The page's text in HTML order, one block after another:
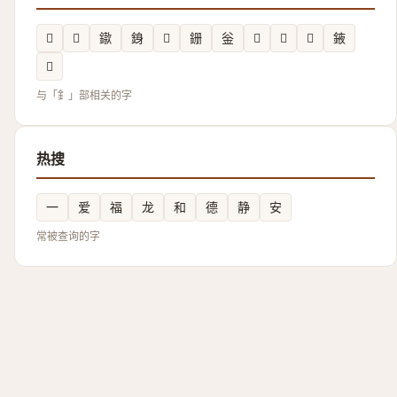
𨨨 𨰴 䥗 銵 𨧵 銏 釡 𨦗 𨪻 𨨰
䤳
𫓆
与「釒」部相关的字
热搜
一 爱 福 龙 和 德 静 安
常被查询的字